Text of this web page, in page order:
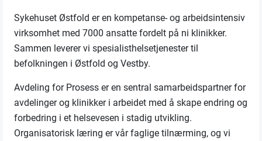
Sykehuset Østfold er en kompetanse- og arbeidsintensiv
virksomhet med 7000 ansatte fordelt på ni klinikker.
Sammen leverer vi spesialisthelsetjenester til
befolkningen i Østfold og Vestby.
Avdeling for Prosess er en sentral samarbeidspartner for
avdelinger og klinikker i arbeidet med å skape endring og
forbedring i et helsevesen i stadig utvikling.
Organisatorisk læring er vår faglige tilnærming, og vi